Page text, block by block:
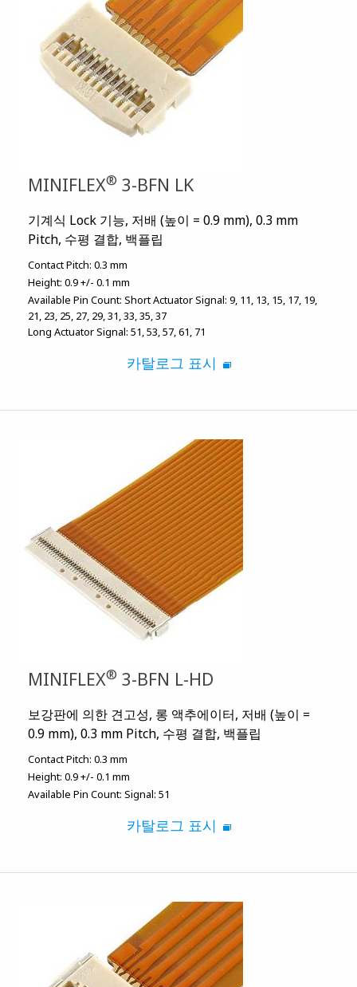
MINIFLEX® 3-BFN LK
기계식 Lock 기능, 저배 (높이 = 0.9 mm), 0.3 mm
Pitch, 수평 결합, 백플립
Contact Pitch: 0.3 mm
Height: 0.9 +/- 0.1 mm
Available Pin Count: Short Actuator Signal: 9, 11, 13, 15, 17, 19,
21, 23, 25, 27, 29, 31, 33, 35, 37
Long Actuator Signal: 51, 53, 57, 61, 71
카탈로그 표시
MINIFLEX® 3-BFN L-HD
보강판에 의한 견고성, 롱 액추에이터, 저배 (높이 =
0.9 mm), 0.3 mm Pitch, 수평 결합, 백플립
Contact Pitch: 0.3 mm
Height: 0.9 +/- 0.1 mm
Available Pin Count: Signal: 51
카탈로그 표시